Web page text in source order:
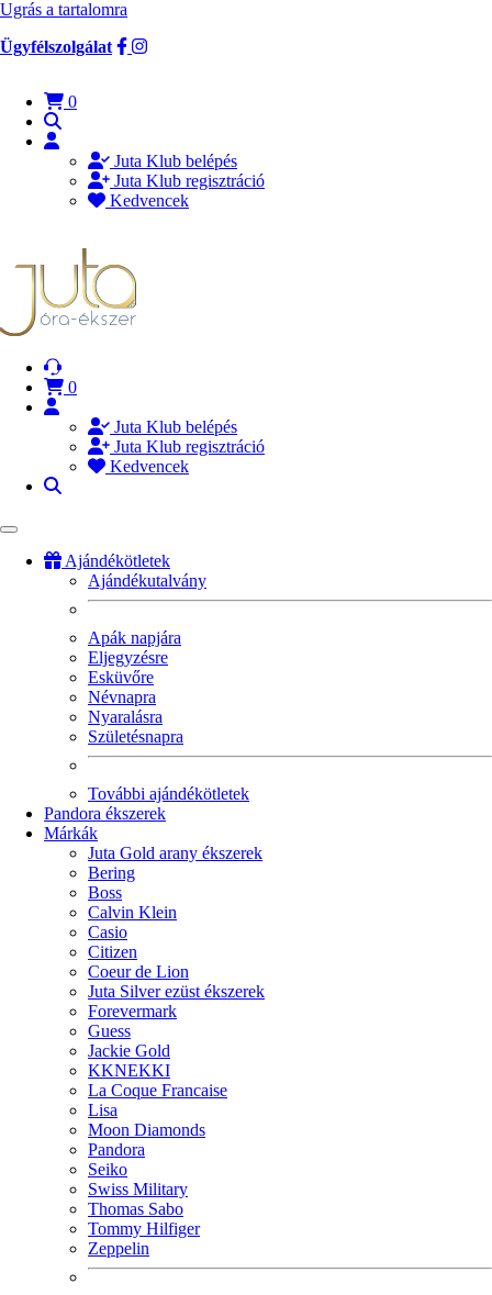
Ugrás a tartalomra
Ügyfélszolgálat
0
Juta Klub belépés
Juta Klub regisztráció
Kedvencek
0
Juta Klub belépés
Juta Klub regisztráció
Kedvencek
Ajándékötletek
Ajándékutalvány
Apák napjára
Eljegyzésre
Esküvőre
Névnapra
Nyaralásra
Születésnapra
További ajándékötletek
Pandora ékszerek
Márkák
Juta Gold arany ékszerek
Bering
Boss
Calvin Klein
Casio
Citizen
Coeur de Lion
Juta Silver ezüst ékszerek
Forevermark
Guess
Jackie Gold
KKNEKKI
La Coque Francaise
Lisa
Moon Diamonds
Pandora
Seiko
Swiss Military
Thomas Sabo
Tommy Hilfiger
Zeppelin